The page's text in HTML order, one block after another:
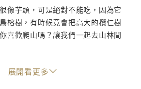
像芋頭，可是絕對不能吃，因為它
榕樹，有時候竟會把高大的欖仁樹
歡爬山嗎？讓我們一起去山林間
展開看更多